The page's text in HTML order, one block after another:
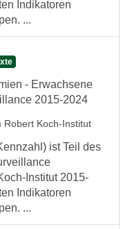
Indikatoren
...
- Erwachsene
2015-2024
Robert Koch-Institut
ist Teil des
Institut 2015-
Indikatoren
...